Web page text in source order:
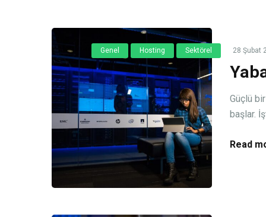
Genel Hosting Sektörel 28 Şubat
Güçlü
başlar.
Read